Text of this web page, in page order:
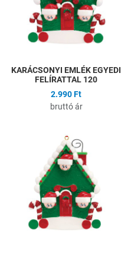
KARÁCSONYI EMLÉK EGYEDI
FELÍRATTAL 120
2.990 Ft
bruttó ár